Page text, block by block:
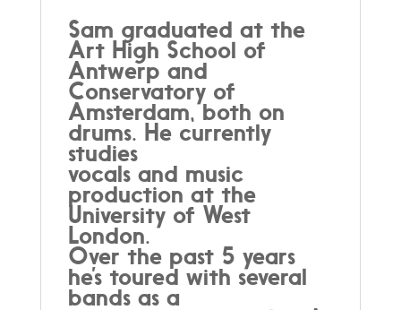
Sam graduated at the
Art High School of
Antwerp and
Conservatory of
Amsterdam, both on
drums. He currently
studies
vocals and music
production at the
University of West
London.
Over the past 5 years
he’s toured with several
bands as a